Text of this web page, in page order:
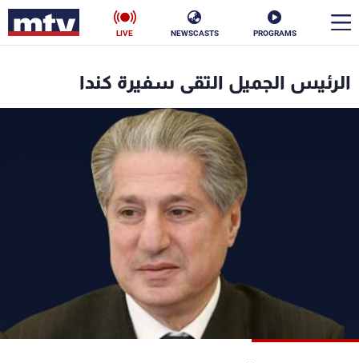
PROGRAMS
NEWSCASTS
LIVE
الرئيس الجميل التقى سفيرة كندا
ناس
فن
رياضة
البرامج